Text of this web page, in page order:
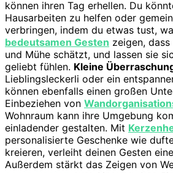
können ihren Tag erhellen. Du
Hausarbeiten zu helfen oder
verbringen, indem du etwas tust,
bedeutsamen Gesten zeigen,
und Mühe schätzt, und lassen sie
geliebt fühlen. Kleine
Lieblingsleckerli oder ein
können ebenfalls einen großen
Einbeziehen von
Wohnraum kann ihre Umgebung
einladender gestalten. Mit
personalisierte Geschenke wie
kreieren, verleiht deinen Gesten
Außerdem stärkt das Zeigen von